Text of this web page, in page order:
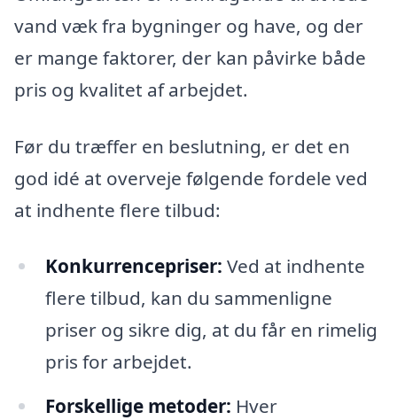
vand væk fra bygninger og have, og der
er mange faktorer, der kan påvirke både
pris og kvalitet af arbejdet.
Før du træffer en beslutning, er det en
god idé at overveje følgende fordele ved
at indhente flere tilbud:
Konkurrencepriser: Ved at indhente
flere tilbud, kan du sammenligne
priser og sikre dig, at du får en rimelig
pris for arbejdet.
Forskellige metoder: Hver